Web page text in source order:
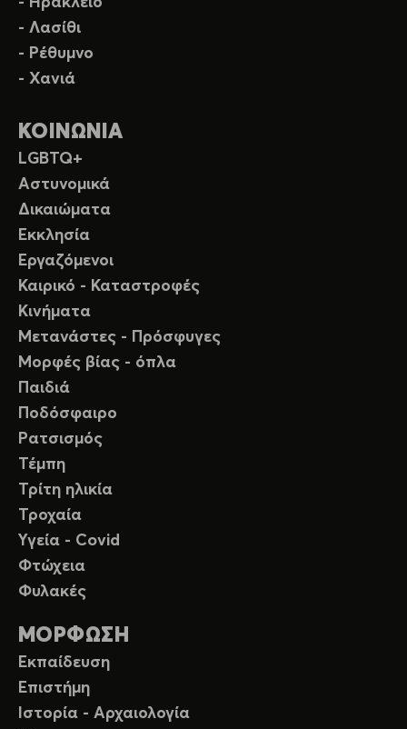
- Λασίθι
- Ρέθυμνο
- Χανιά
ΚΟΙΝΩΝΙΑ
LGBTQ+
Αστυνομικά
Δικαιώματα
Εκκλησία
Εργαζόμενοι
Καιρικό - Καταστροφές
Κινήματα
Μετανάστες - Πρόσφυγες
Μορφές βίας - όπλα
Παιδιά
Ποδόσφαιρο
Ρατσισμός
Τέμπη
Τρίτη ηλικία
Τροχαία
Υγεία - Covid
Φτώχεια
Φυλακές
ΜΟΡΦΩΣΗ
Εκπαίδευση
Επιστήμη
Ιστορία - Αρχαιολογία